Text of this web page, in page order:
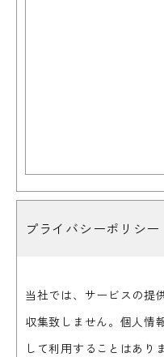
プライバシーポリシー
当社では、サービスの提
収集致しません。個人情
して利用することはあり